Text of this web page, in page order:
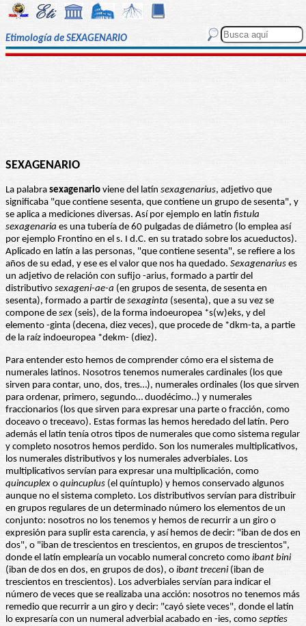
Etimología de SEXAGENARIO
SEXAGENARIO
La palabra sexagenario viene del latín sexagenarius, adjetivo que
significaba "que contiene sesenta, que contiene un grupo de sesenta", y
se aplica a mediciones diversas. Así por ejemplo en latín fistula
sexagenaria es una tubería de 60 pulgadas de diámetro (lo emplea así
por ejemplo Frontino en el s. I d.C. en su tratado sobre los acueductos).
Aplicado en latín a las personas, "que contiene sesenta", se refiere a los
años de su edad, y ese es el valor que nos ha quedado. Sexagenarius es
un adjetivo de relación con sufijo -arius, formado a partir del
distributivo sexageni-ae-a (en grupos de sesenta, de sesenta en
sesenta), formado a partir de sexaginta (sesenta), que a su vez se
compone de sex (seis), de la forma indoeuropea *s(w)eks, y del
elemento -ginta (decena, diez veces), que procede de *dkm-ta, a partie
de la raíz indoeuropea *dekm- (diez).
Para entender esto hemos de comprender cómo era el sistema de
numerales latinos. Nosotros tenemos numerales cardinales (los que
sirven para contar, uno, dos, tres…), numerales ordinales (los que sirven
para ordenar, primero, segundo… duodécimo..) y numerales
fraccionarios (los que sirven para expresar una parte o fracción, como
doceavo o treceavo). Estas formas las hemos heredado del latín. Pero
además el latín tenía otros tipos de numerales que como sistema regular
y completo nosotros hemos perdido. Son los numerales multiplicativos,
los numerales distributivos y los numerales adverbiales. Los
multiplicativos servían para expresar una multiplicación, como
quincuplex o quincuplus (el quíntuplo) y hemos conservado algunos
aunque no el sistema completo. Los distributivos servían para distribuir
en grupos regulares de un determinado número los elementos de un
conjunto: nosotros no los tenemos y hemos de recurrir a un giro o
expresión para suplir esta carencia, y así hemos de decir: "iban de dos en
dos", o "iban de trescientos en trescientos, en grupos de trescientos",
donde el latín emplearía un vocablo numeral concreto como ibant bini
(iban de dos en dos, en grupos de dos), o ibant treceni(iban de
trescientos en trescientos). Los adverbiales servían para indicar el
número de veces que se realizaba una acción: nosotros no tenemos más
remedio que recurrir a un giro y decir: "cayó siete veces", donde el latín
lo expresaría con un numeral adverbial acabado en -ies, como septies